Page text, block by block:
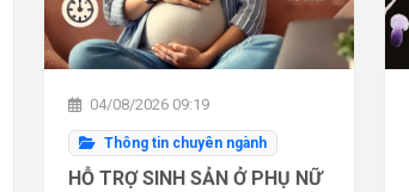
04/08/2026 09:19
Thông tin chuyên ngành
HỖ TRỢ SINH SẢN Ở PHỤ NỮ